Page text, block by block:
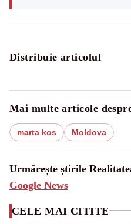
Distribuie articolul
Mai multe articole
marta kos Moldova
Urmărește știrile
Google News
CELE MAI CITITE